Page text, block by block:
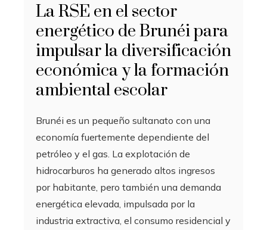
La RSE en el sector
energético de Brunéi para
impulsar la diversificación
económica y la formación
ambiental escolar
Brunéi es un pequeño sultanato con una
economía fuertemente dependiente del
petróleo y el gas. La explotación de
hidrocarburos ha generado altos ingresos
por habitante, pero también una demanda
energética elevada, impulsada por la
industria extractiva, el consumo residencial y